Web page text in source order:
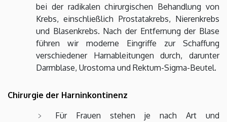
bei der radikalen chirurgischen Behandlung von
Krebs, einschließlich Prostatakrebs, Nierenkrebs
und Blasenkrebs. Nach der Entfernung der Blase
führen wir moderne Eingriffe zur Schaffung
verschiedener Harnableitungen durch, darunter
Darmblase, Urostoma und Rektum-Sigma-Beutel.
Chirurgie der Harninkontinenz
Für Frauen stehen je nach Art und